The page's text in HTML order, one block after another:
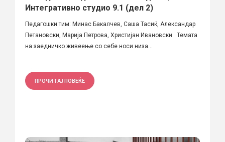
Интегративно студио 9.1 (дел 2)
Педагошки тим: Минас Бакалчев, Саша Тасиќ, Александар
Петановски, Марија Петрова, Христијан Ивановски Темата
на заедничко живеење со себе носи низа...
ПРОЧИТАЈ ПОВЕЌЕ